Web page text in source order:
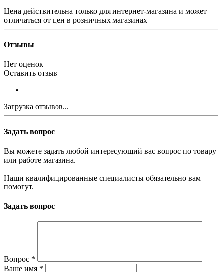
Цена действительна только для интернет-магазина и может
отличаться от цен в розничных магазинах
Отзывы
Нет оценок
Оставить отзыв
Загрузка отзывов...
Задать вопрос
Вы можете задать любой интересующий вас вопрос по товару
или работе магазина.
Наши квалифицированные специалисты обязательно вам
помогут.
Задать вопрос
Вопрос *
Ваше имя *